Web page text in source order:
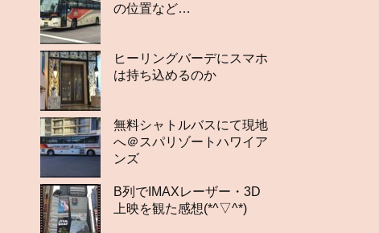
の位置など…
ヒーリングバーデにスマホ
は持ち込めるのか
無料シャトルバスにて現地
へ＠スパリゾートハワイア
ンズ
B列でIMAXレーザー・3D
上映を観た感想(*^▽^*)